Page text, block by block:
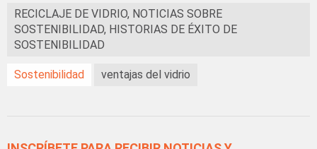
RECICLAJE DE VIDRIO, NOTICIAS SOBRE
SOSTENIBILIDAD, HISTORIAS DE ÉXITO DE
SOSTENIBILIDAD
Sostenibilidad ventajas del vidrio